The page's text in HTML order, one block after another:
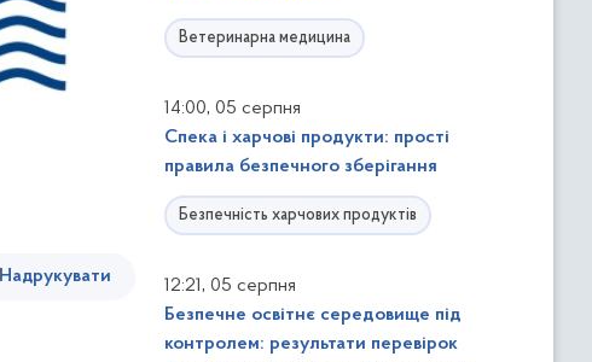
Надрукувати
Ветеринарна медицина
14:00, 05 серпня
Спека і харчові продукти: прості
правила безпечного зберігання
Безпечність харчових продуктів
12:21, 05 серпня
Безпечне освітнє середовище під
контролем: результати перевірок